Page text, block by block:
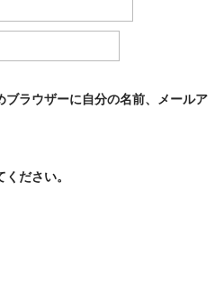
ラウザーに自分の名前、メールア
ださい。